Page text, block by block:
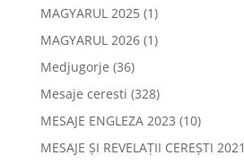
MAGYARUL 2025(1)
MAGYARUL 2026(1)
Medjugorje (36)
Mesaje ceresti (328)
MESAJE ENGLEZA 2023 (10)
MESAJE ȘI REVELAȚII CEREȘTI 2021